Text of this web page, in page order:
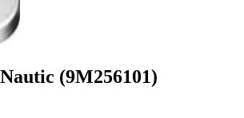
(9M256101)